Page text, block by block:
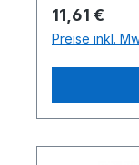
Regulärer
11,61 €
Preise inkl.